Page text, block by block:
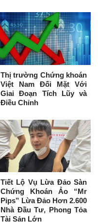
Thị trường Chứng khoán
Việt Nam Đối Mặt Với
Giai Đoạn Tích Lũy và
Điều Chỉnh
Tiết Lộ Vụ Lừa Đảo Sàn
Chứng Khoán Ảo “Mr
Pips” Lừa Đảo Hơn 2.600
Nhà Đầu Tư, Phong Tỏa
Tài Sản Lớn